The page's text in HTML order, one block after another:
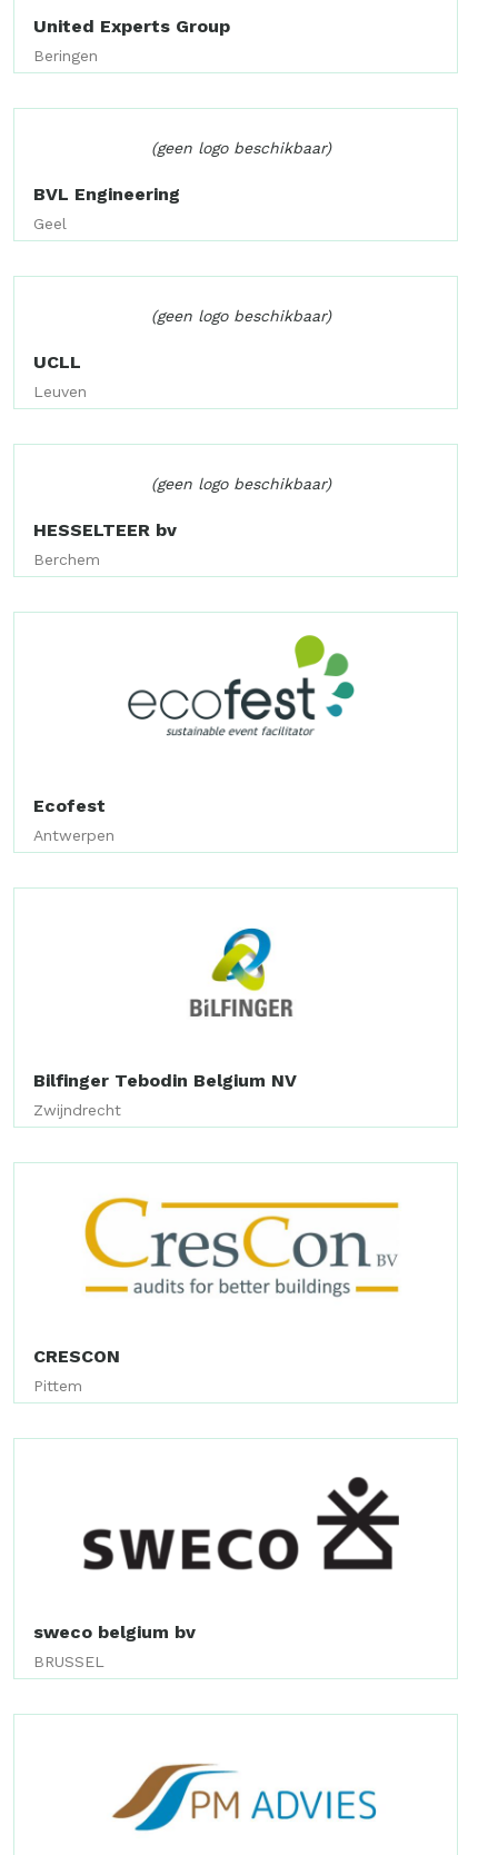
United Experts Group
Beringen
(geen logo beschikbaar)
BVL Engineering
Geel
(geen logo beschikbaar)
UCLL
Leuven
(geen logo beschikbaar)
HESSELTEER bv
Berchem
Ecofest
Antwerpen
Bilfinger Tebodin Belgium NV
Zwijndrecht
CRESCON
Pittem
sweco belgium bv
BRUSSEL